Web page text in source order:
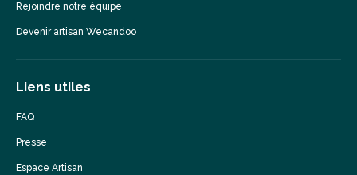
Rejoindre notre équipe
Devenir artisan Wecandoo
Liens utiles
FAQ
Presse
Espace Artisan